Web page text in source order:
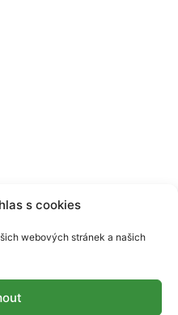
s cookies
webových stránek a našich